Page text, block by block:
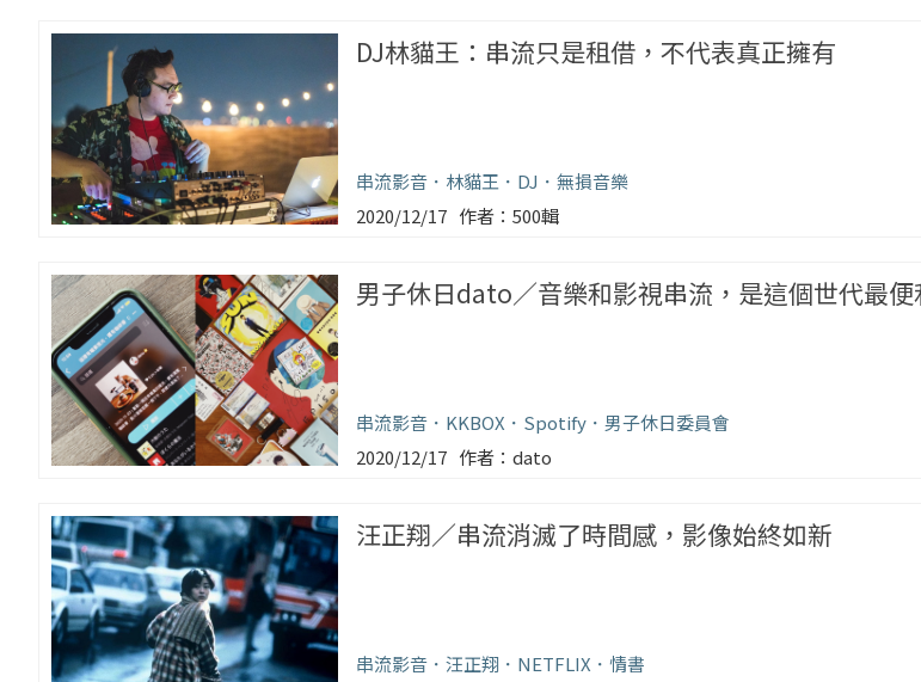
DJ林貓王：串流只是租借，不代表真正擁有
串流影音 林貓王 DJ
無損音樂
2020/12/17
500輯
男子休日dato／音樂和影視串流，是這個世代最便
串流影音 KKBOX Spotify
男子休日委員會
2020/12/17
dato
汪正翔／串流消滅了時間感，影像始終如新
串流影音 汪正翔 NETFLIX
情書